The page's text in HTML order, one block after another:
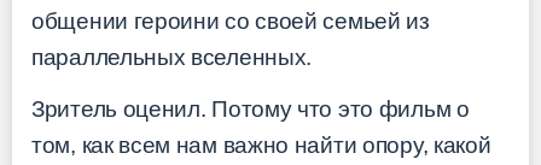
общении героини со своей семьей из
параллельных вселенных.
Зритель оценил. Потому что это фильм о
том, как всем нам важно найти опору, какой